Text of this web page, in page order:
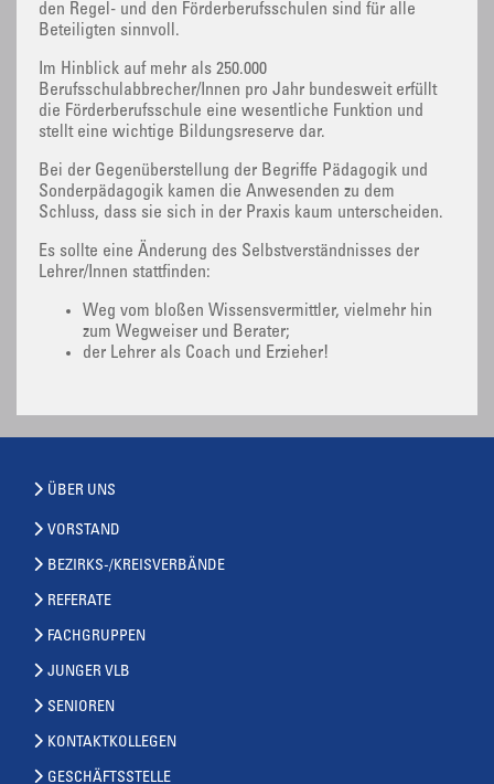
den Regel- und den Förderberufsschulen sind für alle
Beteiligten sinnvoll.
Im Hinblick auf mehr als 250.000
Berufsschulabbrecher/Innen pro Jahr bundesweit erfüllt
die Förderberufsschule eine wesentliche Funktion und
stellt eine wichtige Bildungsreserve dar.
Bei der Gegenüberstellung der Begriffe Pädagogik und
Sonderpädagogik kamen die Anwesenden zu dem
Schluss, dass sie sich in der Praxis kaum unterscheiden.
Es sollte eine Änderung des Selbstverständnisses der
Lehrer/Innen stattfinden:
Weg vom bloßen Wissensvermittler, vielmehr hin
zum Wegweiser und Berater;
der Lehrer als Coach und Erzieher!
ÜBER UNS
VORSTAND
BEZIRKS-/KREISVERBÄNDE
REFERATE
FACHGRUPPEN
JUNGER VLB
SENIOREN
KONTAKTKOLLEGEN
GESCHÄFTSSTELLE